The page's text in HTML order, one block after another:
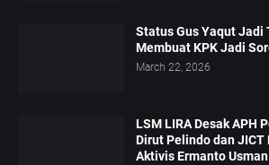
Status Gus Yaqut Jadi
Membuat KPK Jadi
March 22, 2026
LSM LIRA Desak APH
Dirut Pelindo dan JICT
Aktivis Ermanto Usman